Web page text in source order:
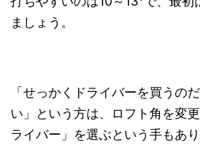
ましょう。
「せっかくドライバーを買うの
い」という方は、ロフト角を変
ライバー」を選ぶという手もあり